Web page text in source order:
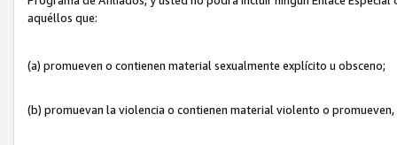
aquéllos que:
(a) promueven o contienen material sexualmente explícito u obsceno;
(b) promuevan la violencia o contienen material violento o